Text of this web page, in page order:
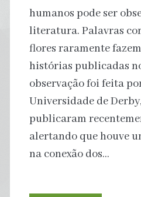
humanos pode ser
literatura. Palavras
flores raramente
histórias publicadas
observação foi feita
Universidade de
publicaram
alertando que houve
na conexão dos…